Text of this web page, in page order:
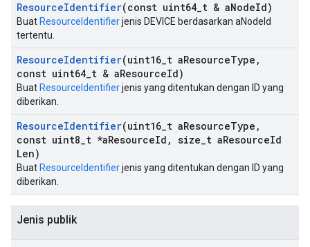
ResourceIdentifier(const uint64 t & aNodeId)
Buat ResourceIdentifierjenis DEVICE berdasarkan aNodeId
tertentu.
ResourceIdentifier(uint16 t aResourceType ,
const uint64 t & aResourceId)
Buat ResourceIdentifierjenis yang ditentukan dengan ID yang
diberikan.
ResourceIdentifier(uint16 t aResourceType ,
const uint8 t *aResourceId , size t aResourceId
Len)
Buat ResourceIdentifierjenis yang ditentukan dengan ID yang
diberikan.
Jenis publik